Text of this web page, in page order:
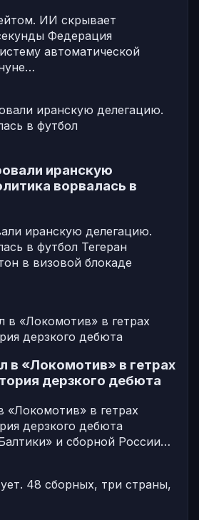
ИИ скрывает
Федерация
автоматической
иранскую
ворвалась в
иранскую делегацию.
в футбол Тегеран
в визовой блокаде
в «Локомотив» в гетрах
дерзкого дебюта
в гетрах
дерзкого дебюта
и сборной России…